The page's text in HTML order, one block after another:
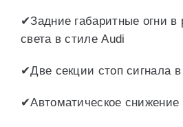
✔Задние габаритные огни в
света в стиле Audi
✔Две секции стоп сигнала
✔Автоматическое снижение